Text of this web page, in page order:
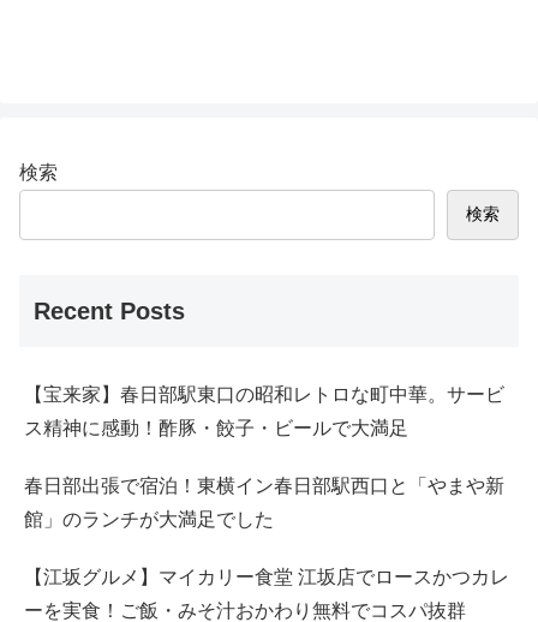
検索
検索
Recent Posts
【宝来家】春日部駅東口の昭和レトロな町中華。サービ
ス精神に感動！酢豚・餃子・ビールで大満足
春日部出張で宿泊！東横イン春日部駅西口と「やまや新
館」のランチが大満足でした
【江坂グルメ】マイカリー食堂 江坂店でロースかつカレ
ーを実食！ご飯・みそ汁おかわり無料でコスパ抜群